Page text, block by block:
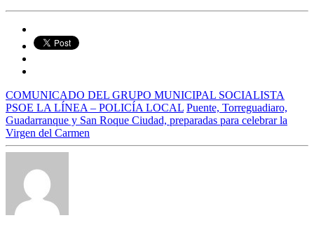
COMUNICADO DEL GRUPO MUNICIPAL SOCIALISTA
PSOE LA LÍNEA – POLICÍA LOCAL Puente, Torreguadiaro,
Guadarranque y San Roque Ciudad, preparadas para celebrar la
Virgen del Carmen